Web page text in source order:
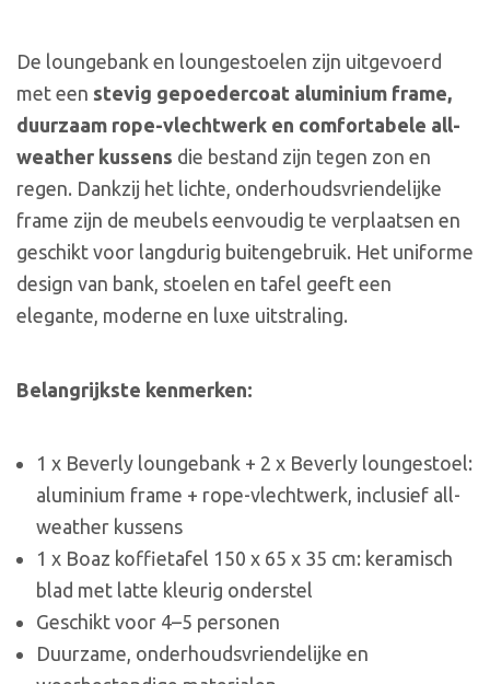
De loungebank en loungestoelen zijn uitgevoerd
met een stevig gepoedercoat aluminium frame,
duurzaam rope-vlechtwerk en comfortabele all-
weather kussens die bestand zijn tegen zon en
regen. Dankzij het lichte, onderhoudsvriendelijke
frame zijn de meubels eenvoudig te verplaatsen en
geschikt voor langdurig buitengebruik. Het uniforme
design van bank, stoelen en tafel geeft een
elegante, moderne en luxe uitstraling.
Belangrijkste kenmerken:
1 x Beverly loungebank + 2 x Beverly loungestoel:
aluminium frame + rope-vlechtwerk, inclusief all-
weather kussens
1 x Boaz koffietafel 150 x 65 x 35 cm: keramisch
blad met latte kleurig onderstel
Geschikt voor 4–5 personen
Duurzame, onderhoudsvriendelijke en